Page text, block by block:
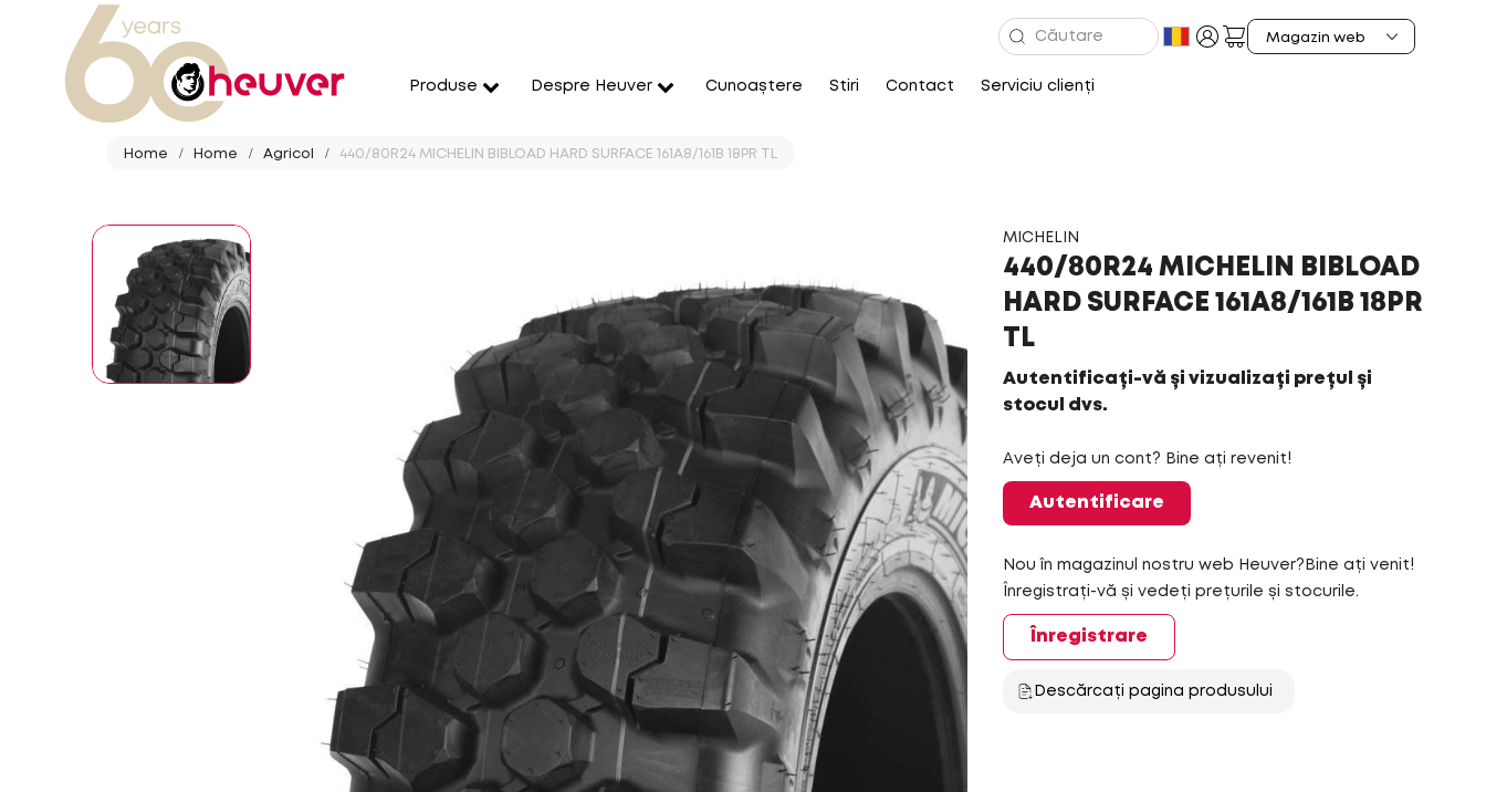
Produse Despre Heuver Cunoaștere Stiri Contact Serviciu clienți
Home Home Agricol 440/80R24 MICHELIN BIBLOAD HARD SURFACE 161A8/161B 18PR TL
MICHELIN
440/80R24 MICHELIN BIBLOAD
HARD SURFACE 161A8/161B 18PR
TL
Autentificați-vă și vizualizați prețul și
stocul dvs.
Aveți deja un cont? Bine ați revenit!
Autentificare
Nou în magazinul nostru web Heuver?Bine ați venit!
Înregistrați-vă și vedeți prețurile și stocurile.
Înregistrare
Descărcați pagina produsului